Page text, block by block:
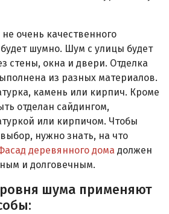
очень качественного
шумно. Шум с улицы будет
стены, окна и двери. Отделка
из разных материалов.
камень или кирпич. Кроме
отделан сайдингом,
или кирпичом. Чтобы
нужно знать, на что
деревянного дома должен
и долговечным.
шума применяют